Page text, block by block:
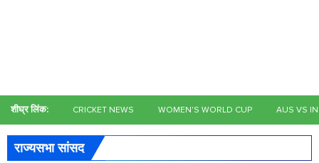
शीघ्र लिंक: CRICKET NEWS WOMEN'S WORLD CUP AUS VS
राज्यसभा सांसद